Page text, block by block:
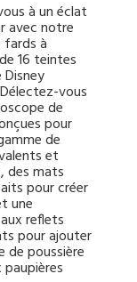
à un éclat
avec notre
à
16 teintes
Disney
vous
de
pour
de
et
des mats
pour créer
une
reflets
pour ajouter
de poussière